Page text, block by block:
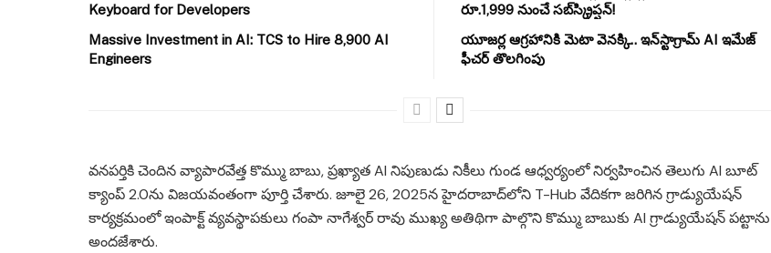
Keyboard for Developers
Massive Investment in AI: TCS to Hire 8,900 AI
Engineers
రూ.1,999 నుంచే సబ్‌స్క్రిప్షన్!
యూజర్ల ఆగ్రహానికి మెటా వెనక్కి.. ఇన్‌స్టాగ్రామ్ AI ఇమేజ్
ఫీచర్ తొలగింపు
వనపర్తికి చెందిన వ్యాపారవేత్త కొమ్ము బాబు, ప్రఖ్యాత AI నిపుణుడు నికీలు గుండ ఆధ్వర్యంలో నిర్వహించిన తెలుగు AI బూట్
క్యాంప్ 2.0ను విజయవంతంగా పూర్తి చేశారు. జూలై 26, 2025న హైదరాబాద్‌లోని T-Hub వేదికగా జరిగిన గ్రాడ్యుయేషన్
కార్యక్రమంలో ఇంపాక్ట్ వ్యవస్థాపకులు గంపా నాగేశ్వర్ రావు ముఖ్య అతిథిగా పాల్గొని కొమ్ము బాబుకు AI గ్రాడ్యుయేషన్ పట్టాను
అందజేశారు.